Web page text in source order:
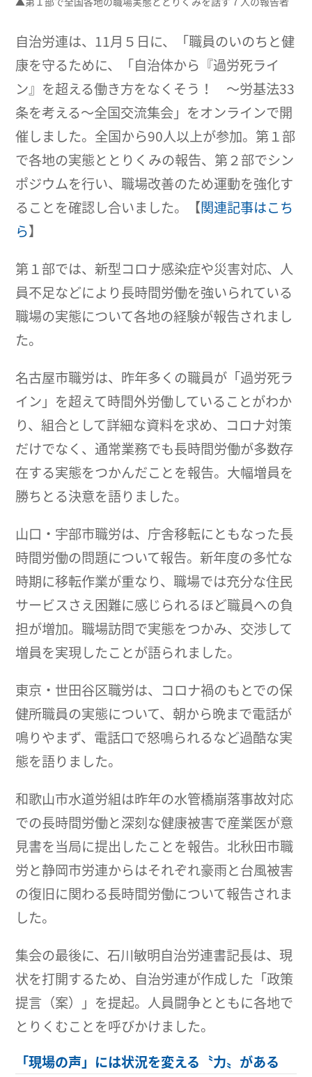
自治労連は、11月５日に、「職員のいのちと健
康を守るために、「自治体から『過労死ライ
ン』を超える働き方をなくそう！ ～労基法33
条を考える～全国交流集会」をオンラインで開
催しました。全国から90人以上が参加。第１部
で各地の実態ととりくみの報告、第２部でシン
ポジウムを行い、職場改善のため運動を強化す
ることを確認し合いました。【関連記事はこち
ら】
第１部では、新型コロナ感染症や災害対応、人
員不足などにより長時間労働を強いられている
職場の実態について各地の経験が報告されまし
た。
名古屋市職労は、昨年多くの職員が「過労死ラ
イン」を超えて時間外労働していることがわか
り、組合として詳細な資料を求め、コロナ対策
だけでなく、通常業務でも長時間労働が多数存
在する実態をつかんだことを報告。大幅増員を
勝ちとる決意を語りました。
山口・宇部市職労は、庁舎移転にともなった長
時間労働の問題について報告。新年度の多忙な
時期に移転作業が重なり、職場では充分な住民
サービスさえ困難に感じられるほど職員への負
担が増加。職場訪問で実態をつかみ、交渉して
増員を実現したことが語られました。
東京・世田谷区職労は、コロナ禍のもとでの保
健所職員の実態について、朝から晩まで電話が
鳴りやまず、電話口で怒鳴られるなど過酷な実
態を語りました。
和歌山市水道労組は昨年の水管橋崩落事故対応
での長時間労働と深刻な健康被害で産業医が意
見書を当局に提出したことを報告。北秋田市職
労と静岡市労連からはそれぞれ豪雨と台風被害
の復旧に関わる長時間労働について報告されま
した。
集会の最後に、石川敏明自治労連書記長は、現
状を打開するため、自治労連が作成した「政策
提言（案）」を提起。人員闘争とともに各地で
とりくむことを呼びかけました。
「現場の声」には状況を変える〝力〟がある